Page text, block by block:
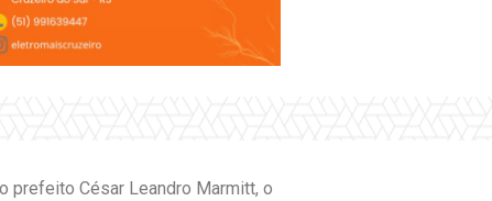
prefeito César Leandro Marmitt, o